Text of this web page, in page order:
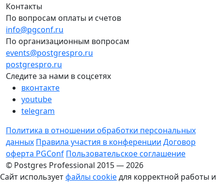
Контакты
По вопросам оплаты и счетов
info@pgconf.ru
По организационным вопросам
events@postgrespro.ru
postgrespro.ru
Следите за нами в соцсетях
вконтакте
youtube
telegram
Политика в отношении обработки персональных
данных Правила участия в конференции Договор
оферта PGConf Пользовательское соглашение
© Postgres Professional 2015 — 2026
Сайт используетфайлы cookieдля корректной работы и